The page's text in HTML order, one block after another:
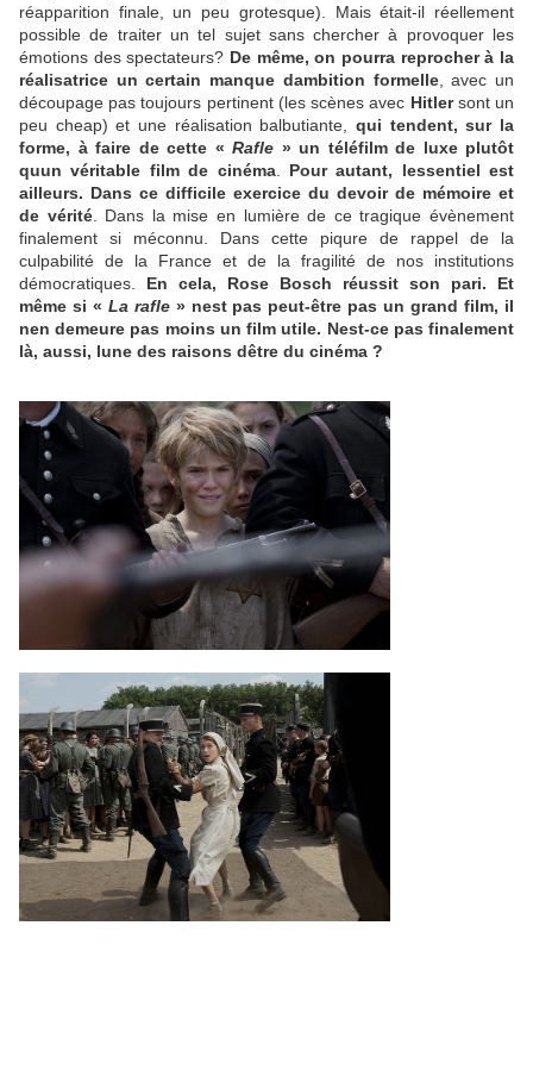
réapparition finale, un peu grotesque). Mais était-il réellement
possible de traiter un tel sujet sans chercher à provoquer les
émotions des spectateurs? De même, on pourra reprocher à la
réalisatrice un certain manque dambition formelle, avec un
découpage pas toujours pertinent (les scènes avec Hitlersont un
peu cheap) et une réalisation balbutiante, qui tendent, sur la
forme, à faire de cette « Rafle » un téléfilm de luxe plutôt
quun véritable film de cinéma. Pour autant, lessentiel est
ailleurs. Dans ce difficile exercice du devoir de mémoire et
de vérité. Dans la mise en lumière de ce tragique évènement
finalement si méconnu. Dans cette piqure de rappel de la
culpabilité de la France et de la fragilité de nos institutions
démocratiques. En cela, Rose Bosch réussit son pari. Et
même si « La rafle» nest pas peut-être pas un grand film, il
nen demeure pas moins un film utile. Nest-ce pas finalement
là, aussi, lune des raisons dêtre du cinéma ?